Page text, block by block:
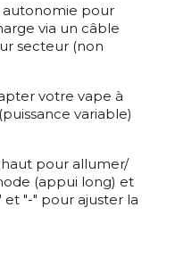
autonomie pour
via un câble
secteur (non
votre vape à
variable)
haut pour allumer/
(appui long) et
"-" pour ajuster la